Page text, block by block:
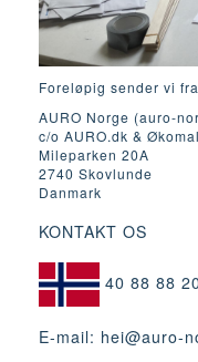
Foreløpig sender vi
AURO Norge (auro-
c/o AURO.dk &
Mileparken 20A
2740 Skovlunde
Danmark
KONTAKT OS
40 88 88
E-mail: hei@auro-